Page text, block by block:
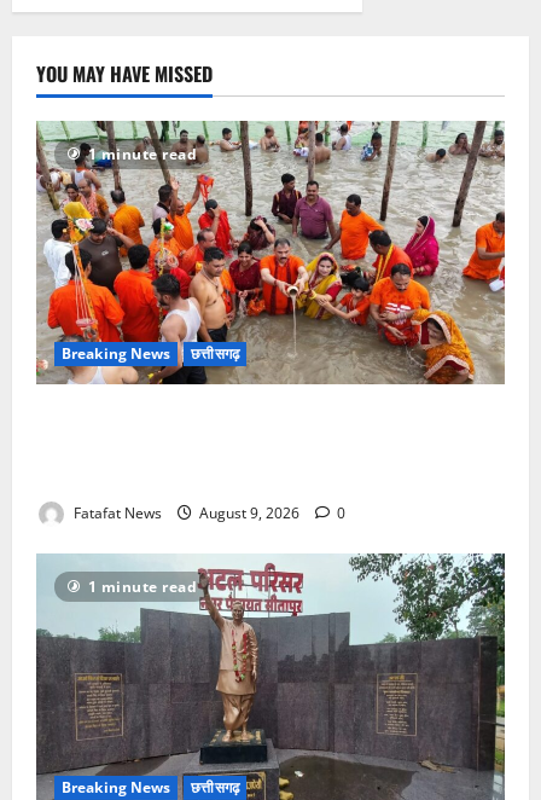
खुलासा
आरोपी
गिरफ्तार…
देवी
मां
के
चढ़ावे
के
सोने-
चांदी
के
जेवर
बरामद…
गड्ढा
खोदकर
छिपाए
थे
चोरी
के
आभूषण
YOU MAY HAVE MISSED
1 minute read
Breaking News छत्तीसगढ़
Fatafat News August 9, 2026 0
1 minute read
Breaking News छत्तीसगढ़